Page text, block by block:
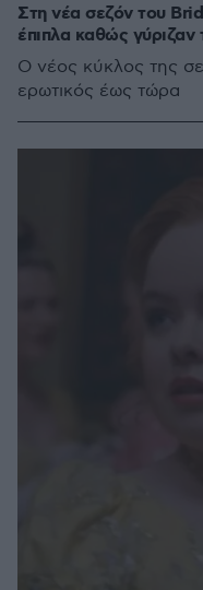
Στη νέα σεζόν του
έπιπλα καθώς γύριζαν
Ο νέος κύκλος της
ερωτικός έως τώρα